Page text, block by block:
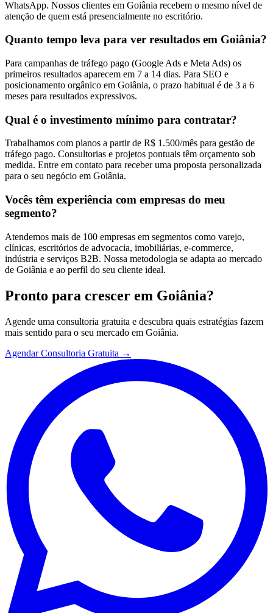
WhatsApp. Nossos clientes em Goiânia recebem o mesmo nível de
atenção de quem está presencialmente no escritório.
Quanto tempo leva para ver resultados em Goiânia?
Para campanhas de tráfego pago (Google Ads e Meta Ads) os
primeiros resultados aparecem em 7 a 14 dias. Para SEO e
posicionamento orgânico em Goiânia, o prazo habitual é de 3 a 6
meses para resultados expressivos.
Qual é o investimento mínimo para contratar?
Trabalhamos com planos a partir de R$ 1.500/mês para gestão de
tráfego pago. Consultorias e projetos pontuais têm orçamento sob
medida. Entre em contato para receber uma proposta personalizada
para o seu negócio em Goiânia.
Vocês têm experiência com empresas do meu
segmento?
Atendemos mais de 100 empresas em segmentos como varejo,
clínicas, escritórios de advocacia, imobiliárias, e-commerce,
indústria e serviços B2B. Nossa metodologia se adapta ao mercado
de Goiânia e ao perfil do seu cliente ideal.
Pronto para crescer em Goiânia?
Agende uma consultoria gratuita e descubra quais estratégias fazem
mais sentido para o seu mercado em Goiânia.
Agendar Consultoria Gratuita →